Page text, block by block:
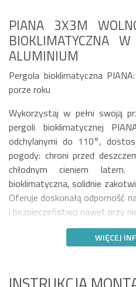
PIANA 3X3M
BIOKLIMATYCZNA
ALUMINIUM
Pergola bioklimatyczna
porze roku
Wykorzystaj w pełni swoją
pergoli bioklimatycznej
odchylanymi do 110°,
pogody: chroni przed
chłodnym cieniem
bioklimatyczna, solidnie
Oferuje doskonałą odporność
i bezpieczeństwo nawet przy
WIĘCEJ